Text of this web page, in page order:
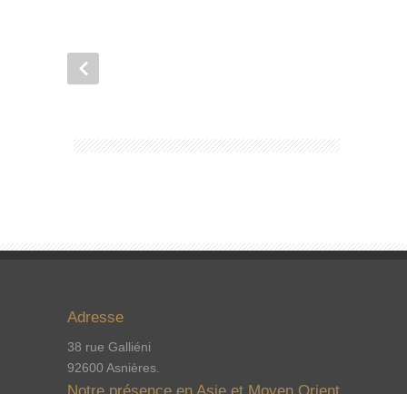
Adresse
38 rue Galliéni
92600 Asnières.